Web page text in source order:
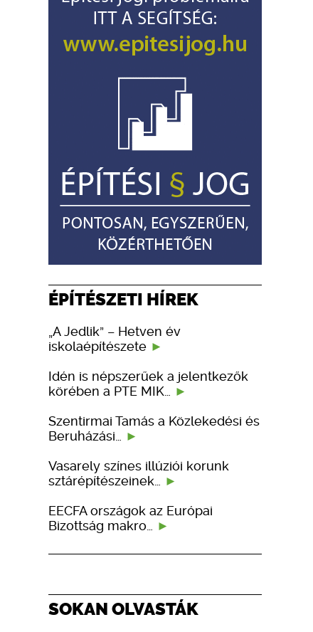
ÉPÍTÉSZETI HÍREK
„A Jedlik” – Hetven év
iskolaépítészete
Idén is népszerűek a jelentkezők
körében a PTE MIK…
Szentirmai Tamás a Közlekedési és
Beruházási…
Vasarely színes illúziói korunk
sztárépítészeinek…
EECFA országok az Európai
Bizottság makro…
SOKAN OLVASTÁK